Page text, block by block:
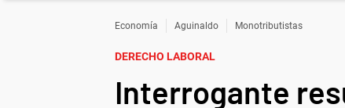
Economía Aguinaldo Monotributistas
DERECHO LABORAL
Interrogante